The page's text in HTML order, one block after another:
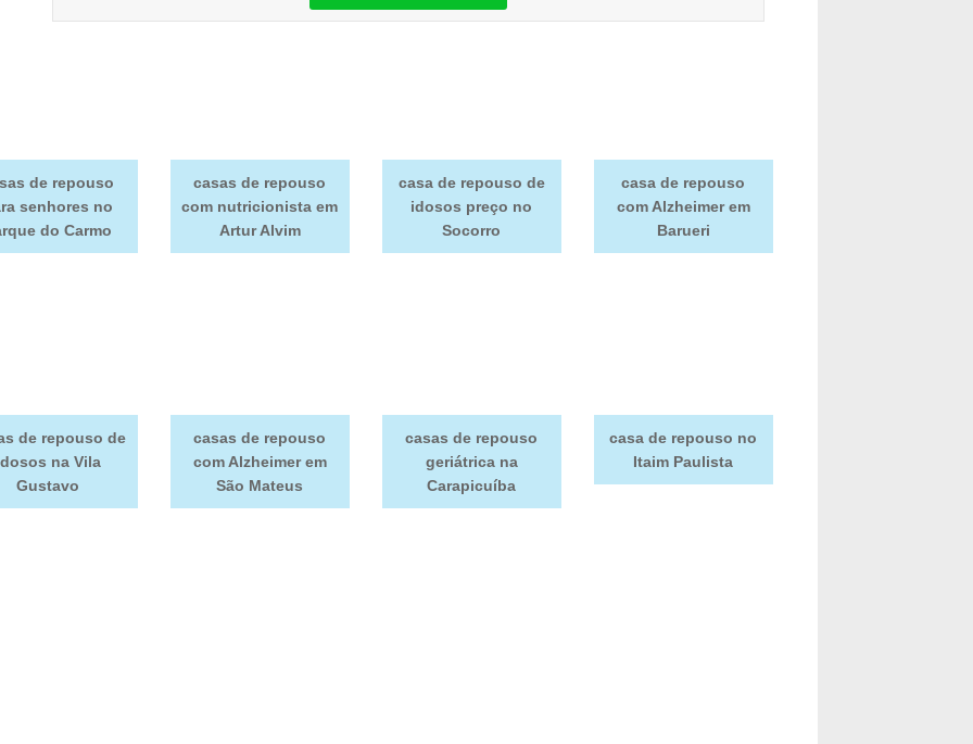
de repouso
senhores no
do Carmo
casas de repouso
com nutricionista em
Artur Alvim
casa de repouso de
idosos preço no
Socorro
casa de repouso
com Alzheimer em
Barueri
de repouso de
na Vila
Gustavo
casas de repouso
com Alzheimer em
São Mateus
casas de repouso
geriátrica na
Carapicuíba
casa de repouso no
Itaim Paulista